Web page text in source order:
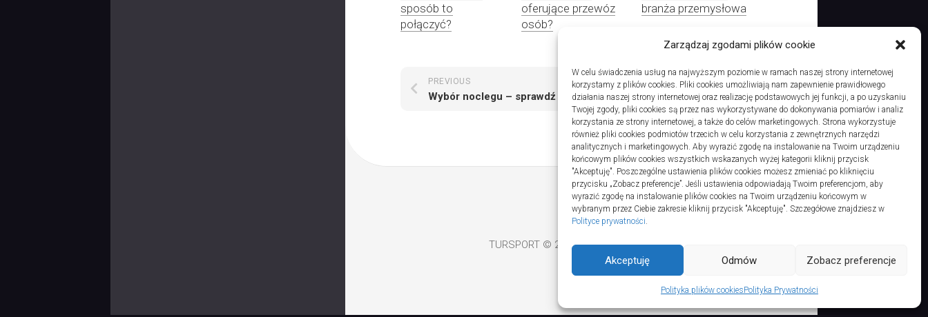
Zarządzaj zgodami plików cookie
W celu świadczenia usług na najwyższym poziomie w ramach naszej strony internetowej
korzystamy z plików cookies. Pliki cookies umożliwiają nam zapewnienie prawidłowego
działania naszej strony internetowej oraz realizację podstawowych jej funkcji, a po uzyskaniu
Twojej zgody, pliki cookies są przez nas wykorzystywane do dokonywania pomiarów i analiz
korzystania ze strony internetowej, a także do celów marketingowych. Strona wykorzystuje
również pliki cookies podmiotów trzecich w celu korzystania z zewnętrznych narzędzi
analitycznych i marketingowych. Aby wyrazić zgodę na instalowanie na Twoim urządzeniu
końcowym plików cookies wszystkich wskazanych wyżej kategorii kliknij przycisk
"Akceptuję". Poszczególne ustawienia plików cookies możesz zmieniać po kliknięciu
przycisku „Zobacz preferencje”. Jeśli ustawienia odpowiadają Twoim preferencjom, aby
wyrazić zgodę na instalowanie plików cookies na Twoim urządzeniu końcowym w
wybranym przez Ciebie zakresie kliknij przycisk "Akceptuję". Szczegółowe znajdziesz w
Polityce prywatności.
Akceptuję Odmów Zobacz preferencje
Polityka plików cookiesPolityka Prywatności
sposób to
połączyć?
oferujące przewóz
osób?
branża przemysłowa
NEXT
Sofa – o czym warto pamiętać w czasie kupna?
PREVIOUS
TURSPORT © 2026. All Rights Reserved.